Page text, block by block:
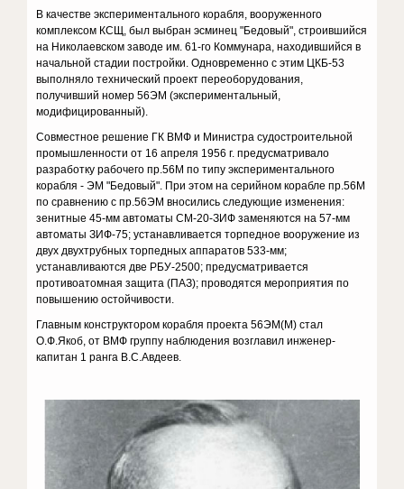
В качестве экспериментального корабля, вооруженного
комплексом КСЩ, был выбран эсминец "Бедовый", строившийся
на Николаевском заводе им. 61-го Коммунара, находившийся в
начальной стадии постройки. Одновременно с этим ЦКБ-53
выполняло технический проект переоборудования,
получивший номер 56ЭМ (экспериментальный,
модифицированный).
Совместное решение ГК ВМФ и Министра судостроительной
промышленности от 16 апреля 1956 г. предусматривало
разработку рабочего пр.56М по типу экспериментального
корабля - ЭМ "Бедовый". При этом на серийном корабле пр.56М
по сравнению с пр.56ЭМ вносились следующие изменения:
зенитные 45-мм автоматы СМ-20-ЗИФ заменяются на 57-мм
автоматы ЗИФ-75; устанавливается торпедное вооружение из
двух двухтрубных торпедных аппаратов 533-мм;
устанавливаются две РБУ-2500; предусматривается
противоатомная защита (ПАЗ); проводятся мероприятия по
повышению остойчивости.
Главным конструктором корабля проекта 56ЭМ(М) стал
О.Ф.Якоб, от ВМФ группу наблюдения возглавил инженер-
капитан 1 ранга В.С.Авдеев.